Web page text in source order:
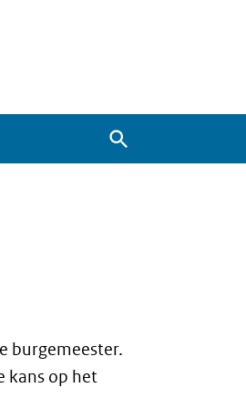
Zoeken
burgemeester.
kans op het